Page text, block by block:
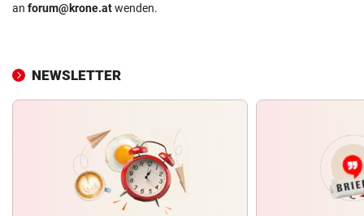
an forum@krone.atwenden.
NEWSLETTER